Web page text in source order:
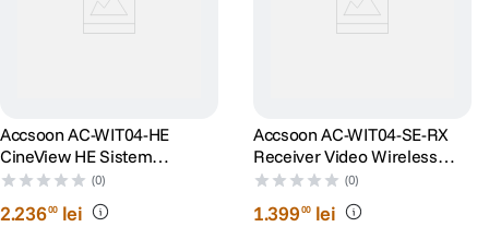
Accsoon AC-WIT04-HE
CineView HE Sistem
Transmisiune Video Wireless
(0)
2.23600 lei
Accsoon AC-WIT04-SE-RX
Receiver Video Wireless
CineView SE(0)
1.39900 lei